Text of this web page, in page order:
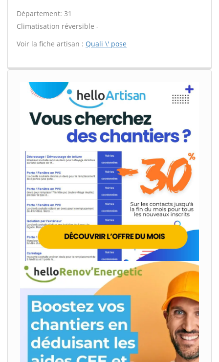
Département: 31
Climatisation réversible -
Voir la fiche artisan : Quali \' pose